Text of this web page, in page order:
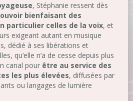
, Stéphanie ressent dès
bienfaisant des
particulier celles de la voix, et
exigeant autant en musique
dédié à ses libérations et
qu’elle n’a de cesse depuis plus
canal pour être au service des
les plus élevées, diffusées par
ou langages de lumière